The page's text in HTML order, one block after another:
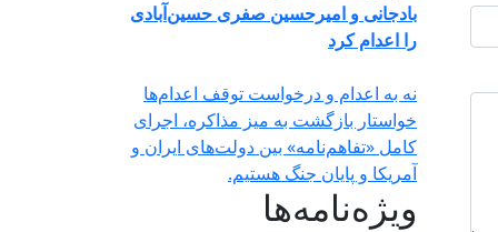
بادجانی و امیرحسین صفری حسین‌آبادی
را اعدام کرد
نه به اعدام و درخواست توقف اعدام‌ها
خواستار بازگشت به میز مذاکره، اجرای
کامل «تفاهم‌نامه» بین دولت‌های ایران و
آمریکا و پایان جنگ هستیم.
ویژه‌نامه‌ها